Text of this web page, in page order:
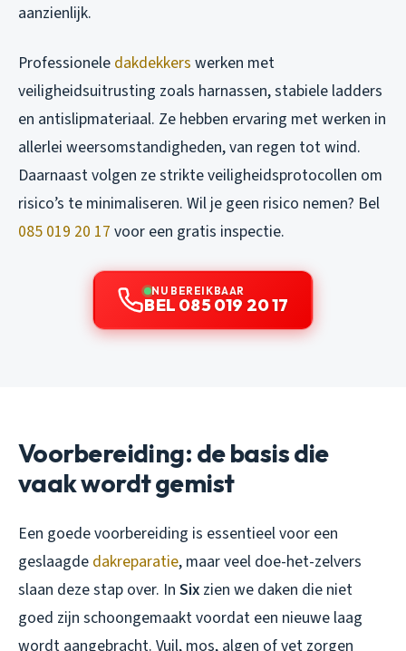
aanzienlijk.
Professionele dakdekkers werken met
veiligheidsuitrusting zoals harnassen, stabiele ladders
en antislipmateriaal. Ze hebben ervaring met werken in
allerlei weersomstandigheden, van regen tot wind.
Daarnaast volgen ze strikte veiligheidsprotocollen om
risico’s te minimaliseren. Wil je geen risico nemen? Bel
085 019 20 17 voor een gratis inspectie.
NU BEREIKBAAR
BEL 085 019 20 17
Voorbereiding: de basis die
vaak wordt gemist
Een goede voorbereiding is essentieel voor een
geslaagde dakreparatie, maar veel doe-het-zelvers
slaan deze stap over. In Six zien we daken die niet
goed zijn schoongemaakt voordat een nieuwe laag
wordt aangebracht. Vuil, mos, algen of vet zorgen